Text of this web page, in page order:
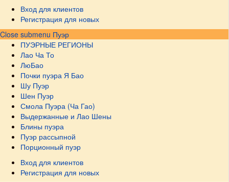
Вход для клиентов
Регистрация для новых
Close submenu Пуэр
ПУЭРНЫЕ РЕГИОНЫ
Лао Ча То
ЛюБао
Почки пуэра Я Бао
Шу Пуэр
Шен Пуэр
Смола Пуэра (Ча Гао)
Выдержанные и Лао Шены
Блины пуэра
Пуэр рассыпной
Порционный пуэр
Вход для клиентов
Регистрация для новых